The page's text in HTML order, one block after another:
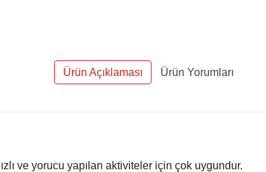
Ürün Açıklaması Ürün Yorumları
ve yorucu yapılan aktiviteler için çok uygundur.